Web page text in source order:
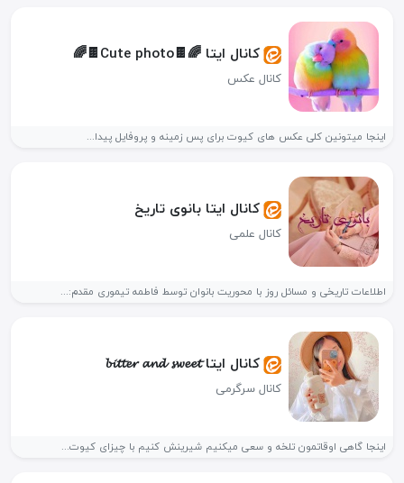
کانال ایتا 🌈🍫Cute photo🍫🌈
کانال عکس
اینجا میتونین کلی عکس های کیوت برای پس زمینه و پروفایل پیدا...
کانال ایتا بانوی تاریخ
کانال علمی
اطلاعات تاریخی و مسائل روز با محوریت بانوان توسط فاطمه تیموری مقدم:...
کانال ایتا 𝓫𝓲𝓽𝓽𝓮𝓻 𝓪𝓷𝓭 𝓼𝔀𝓮𝓮𝓽
کانال سرگرمی
اینجا گاهی اوقاتمون تلخه و سعی میکنیم شیرینش کنیم با چیزای کیوت...